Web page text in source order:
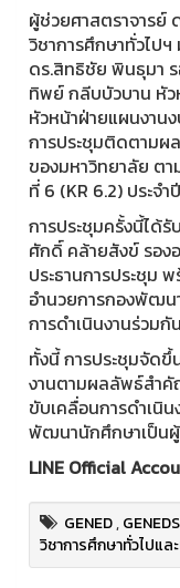
ผู้ช่วยศาสตราจารย์
วิชาการศึกษาทั่วไป
ดร.สิทธิชัย พินธุมา ร
ทิพย์ กลีบบัวบาน หัว
หัวหน้าฝ่ายแผนงาน
การประชุมติดตามผ
ของมหาวิทยาลัย ตา
ที่ 6 (KR 6.2) ประจ
การประชุมครั้งนี้ได้
ศักดิ์ คล้ายสังข์ รอง
ประธานการประชุ
อำนวยการกองพัฒน
การดำเนินงานร่วมกัน
ทั้งนี้ การประชุมจัดขึ้
งานตามผลลัพธ์สำคั
ขับเคลื่อนการดำเนิ
พัฒนานักศึกษาเป็นผู้
LINE Official
GENED,
วิชาการศึกษาทั่วไปแ